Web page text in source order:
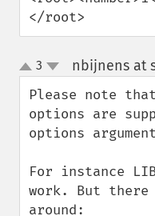
</root>
up
down
3 nbijnens at
Please note
options are
options
For instance
work. But there
around: